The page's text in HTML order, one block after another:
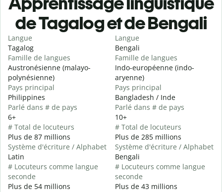
de Tagalog et de Bengali
Langue
Tagalog
Famille de langues
Austronésienne (malayo-
polynésienne)
Pays principal
Philippines
Parlé dans # de pays
6+
# Total de locuteurs
Plus de 87 millions
Système d'écriture / Alphabet
Latin
# Locuteurs comme langue
seconde
Plus de 54 millions
Langue
Bengali
Famille de langues
Indo-européenne (indo-
aryenne)
Pays principal
Bangladesh / Inde
Parlé dans # de pays
10+
# Total de locuteurs
Plus de 285 millions
Système d'écriture / Alphabet
Bengali
# Locuteurs comme langue
seconde
Plus de 43 millions